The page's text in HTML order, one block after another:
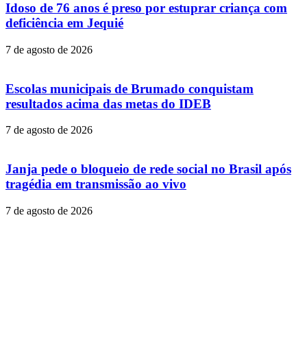
Idoso de 76 anos é preso por estuprar criança com
deficiência em Jequié
7 de agosto de 2026
Escolas municipais de Brumado conquistam
resultados acima das metas do IDEB
7 de agosto de 2026
Janja pede o bloqueio de rede social no Brasil após
tragédia em transmissão ao vivo
7 de agosto de 2026